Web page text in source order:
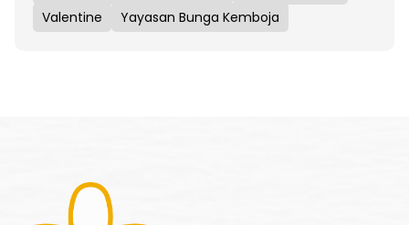
Valentine
Yayasan Bunga Kemboja